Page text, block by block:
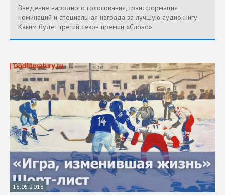
Введение народного голосования, трансформация
номинаций и специальная награда за лучшую аудиокнигу.
Каким будет третий сезон премии «Слово»
18.05.2018